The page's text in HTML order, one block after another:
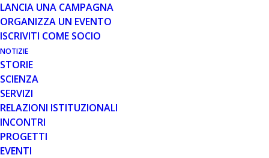
LANCIA UNA CAMPAGNA
ORGANIZZA UN EVENTO
ISCRIVITI COME SOCIO
NOTIZIE
STORIE
SCIENZA
SERVIZI
RELAZIONI ISTITUZIONALI
INCONTRI
PROGETTI
EVENTI
Per chi fosse interessato e non è riuscito a partecipare
la registrazione del webinar sarà disponibile nei prossimi
giorni sul sito associativo.
Parent Project inoltre, nell’ambito del progetto
Consolidare, finanziato dal Ministero del Lavoro e delle
Politiche Sociali, sta organizzando, per i ragazzi aderenti
alla Consulta, una giornata in cui condividere questa
particolare esperienza, capirne le potenzialità e divertirsi
insieme, naturalmente nel rispetto delle norme anti